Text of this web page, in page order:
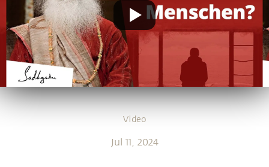
Video
Jul 11, 2024